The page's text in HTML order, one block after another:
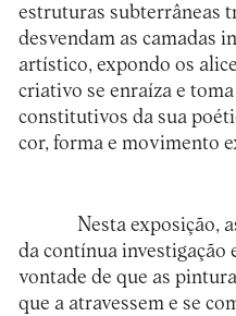
estruturas subterrâneas
desvendam as camadas
artístico, expondo os
criativo se enraíza e
constitutivos da sua
cor, forma e movimento
Nesta exposição,
da contínua investigação
vontade de que as
que a atravessem e se